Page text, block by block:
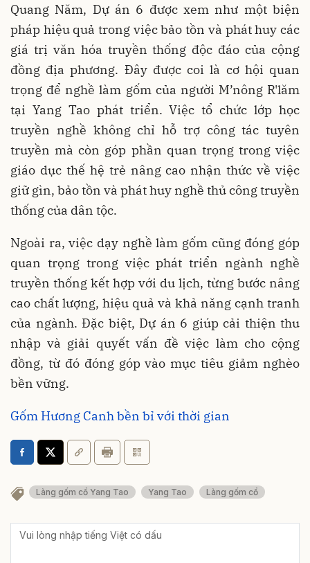
Quang Năm, Dự án 6 được xem như một biện
pháp hiệu quả trong việc bảo tồn và phát huy các
giá trị văn hóa truyền thống độc đáo của cộng
đồng địa phương. Đây được coi là cơ hội quan
trọng để nghề làm gốm của người M’nông R'lăm
tại Yang Tao phát triển. Việc tổ chức lớp học
truyền nghề không chỉ hỗ trợ công tác tuyên
truyền mà còn góp phần quan trọng trong việc
giáo dục thế hệ trẻ nâng cao nhận thức về việc
giữ gìn, bảo tồn và phát huy nghề thủ công truyền
thống của dân tộc.
Ngoài ra, việc dạy nghề làm gốm cũng đóng góp
quan trọng trong việc phát triển ngành nghề
truyền thống kết hợp với du lịch, từng bước nâng
cao chất lượng, hiệu quả và khả năng cạnh tranh
của ngành. Đặc biệt, Dự án 6 giúp cải thiện thu
nhập và giải quyết vấn đề việc làm cho cộng
đồng, từ đó đóng góp vào mục tiêu giảm nghèo
bền vững.
Gốm Hương Canh bền bỉ với thời gian
Làng gốm cổ Yang Tao Yang Tao Làng gốm cổ